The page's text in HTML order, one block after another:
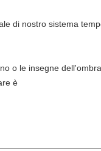
di nostro sistema
o le insegne
è